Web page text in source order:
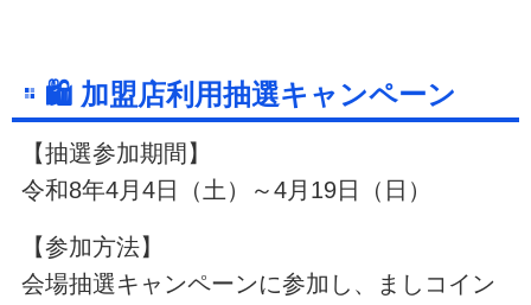
🛍 加盟店利用抽選キャンペーン
【抽選参加期間】
令和8年4月4日（土）～4月19日（日）
【参加方法】
会場抽選キャンペーンに参加し、ましコイン